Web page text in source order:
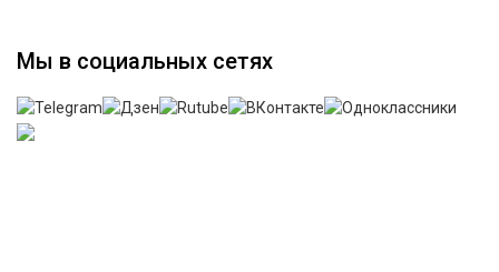
Мы в социальных сетях